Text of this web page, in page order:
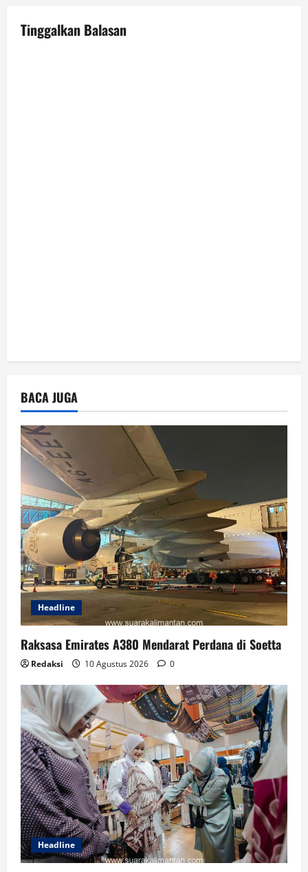
v
Tinggalkan Balasan
BACA JUGA
Headline
Raksasa Emirates A380 Mendarat Perdana di Soetta
Redaksi 10 Agustus 2026 0
Headline